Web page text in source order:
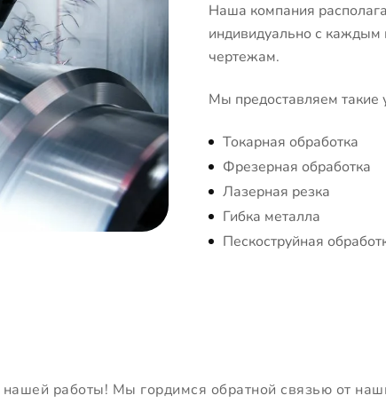
Наша компания
индивидуально с каждым
чертежам.
Мы предоставляем такие
Токарная обработка
Фрезерная обработка
Лазерная резка
Гибка металла
Пескоструйная
работы! Мы гордимся обратной связью от